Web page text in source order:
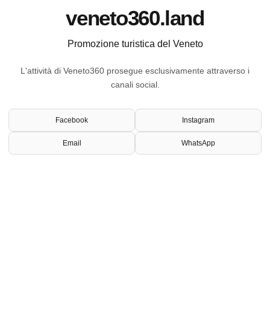
veneto360.land
Promozione turistica del Veneto
L'attività di Veneto360 prosegue esclusivamente attraverso i
canali social.
Facebook Instagram
Email WhatsApp